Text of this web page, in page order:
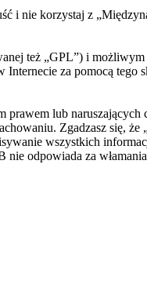
i nie korzystaj z
też „GPL”) i możliwym
za pomocą tego
lub naruszających
Zgadzasz się, że
wszystkich
odpowiada za